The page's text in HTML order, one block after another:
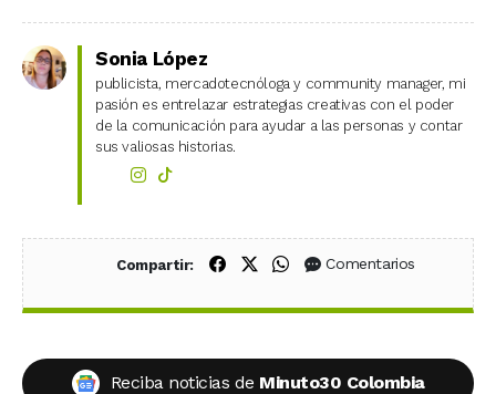
Sonia López
publicista, mercadotecnóloga y community manager, mi
pasión es entrelazar estrategias creativas con el poder
de la comunicación para ayudar a las personas y contar
sus valiosas historias.
Compartir: Compartir en Facebook
Compartir en X (Twitter)
Compartir en WhatsApp
Comentarios
Reciba noticias de Minuto30 Colombia